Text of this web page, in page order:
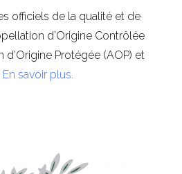
officiels de la qualité et de
d’Origine Contrôlée
d’Origine Protégée (AOP) et
En savoir plus.